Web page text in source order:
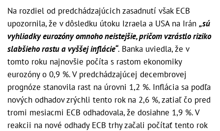
Na rozdiel od predchádzajúcich zasadnutí však ECB
upozornila, že v dôsledku útoku Izraela a USA na Irán „sú
vyhliadky eurozóny omnoho neistejšie, pričom vzrástlo riziko
slabšieho rastu a vyššej inflácie“. Banka uviedla, že v
tomto roku najnovšie počíta s rastom ekonomiky
eurozóny o 0,9 %. V predchádzajúcej decembrovej
prognóze stanovila rast na úrovni 1,2 %. Inflácia sa podľa
nových odhadov zrýchli tento rok na 2,6 %, zatiaľ čo pred
tromi mesiacmi ECB odhadovala, že dosiahne 1,9 %. V
reakcii na nové odhady ECB trhy začali počítať tento rok